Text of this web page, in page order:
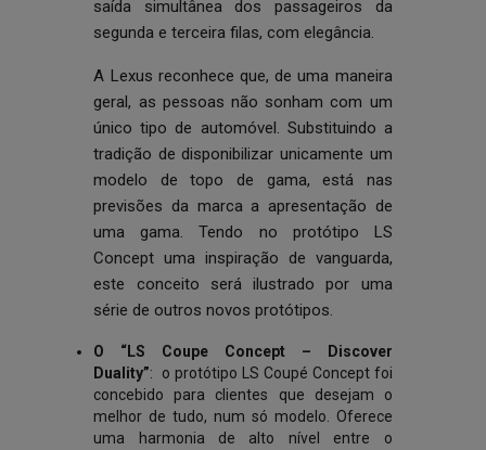
saída simultânea dos passageiros da
segunda e terceira filas, com elegância.
A Lexus reconhece que, de uma maneira
geral, as pessoas não sonham com um
único tipo de automóvel. Substituindo a
tradição de disponibilizar unicamente um
modelo de topo de gama, está nas
previsões da marca a apresentação de
uma gama. Tendo no protótipo LS
Concept uma inspiração de vanguarda,
este conceito será ilustrado por uma
série de outros novos protótipos.
O “LS Coupe Concept
– Discover
Duality”: o protótipo LS Coupé Concept foi
concebido para clientes que desejam o
melhor de tudo, num só modelo. Oferece
uma harmonia de alto nível entre o